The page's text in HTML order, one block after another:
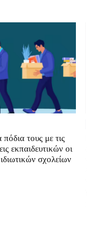
τους με τις
εκπαιδευτικών οι
σχολείων